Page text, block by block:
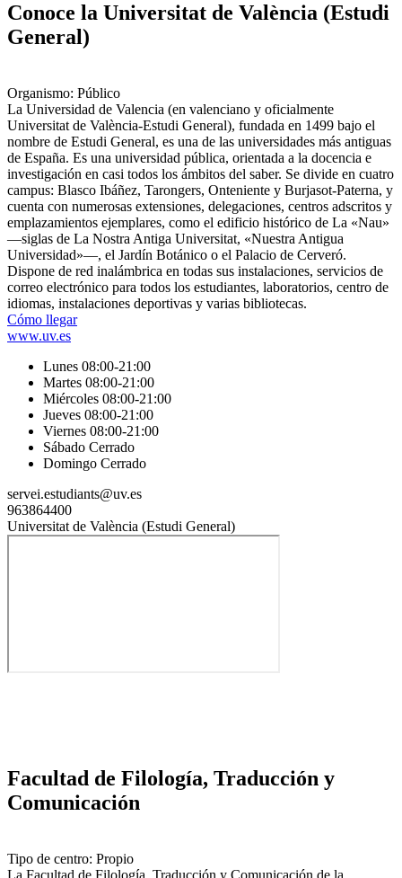
Conoce la Universitat de València (Estudi
General)
Organismo: Público
La Universidad de Valencia (en valenciano y oficialmente
Universitat de València-Estudi General), fundada en 1499 bajo el
nombre de Estudi General, es una de las universidades más antiguas
de España. Es una universidad pública, orientada a la docencia e
investigación en casi todos los ámbitos del saber. Se divide en cuatro
campus: Blasco Ibáñez, Tarongers, Onteniente y Burjasot-Paterna, y
cuenta con numerosas extensiones, delegaciones, centros adscritos y
emplazamientos ejemplares, como el edificio histórico de La «Nau»
—siglas de La Nostra Antiga Universitat, «Nuestra Antigua
Universidad»—, el Jardín Botánico o el Palacio de Cerveró.
Dispone de red inalámbrica en todas sus instalaciones, servicios de
correo electrónico para todos los estudiantes, laboratorios, centro de
idiomas, instalaciones deportivas y varias bibliotecas.
Cómo llegar
www.uv.es
Lunes 08:00-21:00
Martes 08:00-21:00
Miércoles 08:00-21:00
Jueves 08:00-21:00
Viernes 08:00-21:00
Sábado Cerrado
Domingo Cerrado
servei.estudiants@uv.es
963864400
Universitat de València (Estudi General)
Facultad de Filología, Traducción y
Comunicación
Tipo de centro: Propio